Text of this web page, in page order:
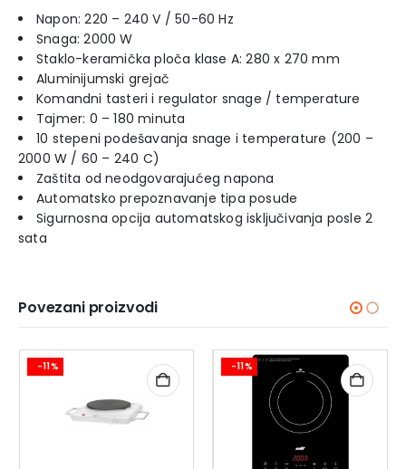
Napon: 220 – 240 V / 50-60 Hz
Snaga: 2000 W
Staklo-keramička ploča klase A: 280 x 270 mm
Aluminijumski grejač
Komandni tasteri i regulator snage / temperature
Tajmer: 0 – 180 minuta
10 stepeni podešavanja snage i temperature (200 –
2000 W / 60 – 240 C)
Zaštita od neodgovarajućeg napona
Automatsko prepoznavanje tipa posude
Sigurnosna opcija automatskog isključivanja posle 2
sata
Povezani proizvodi
-11% -11%